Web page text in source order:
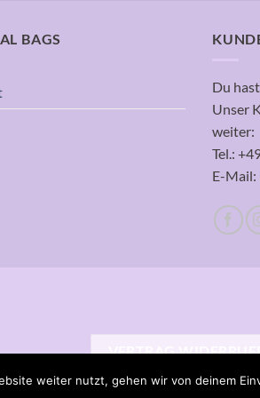
BAGS
Du
Unser
weiter:
Tel.:
E-Mail:
VERTRAG
weiter nutzt, gehen wir von deinem